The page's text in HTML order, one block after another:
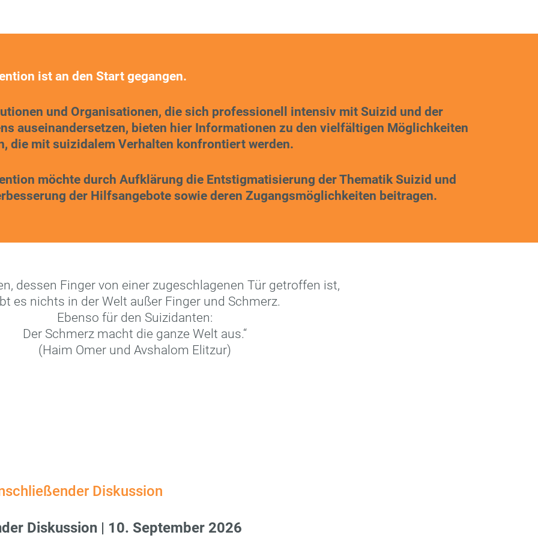
ist an den Start gegangen.
und Organisationen, die sich professionell intensiv mit Suizid und der
auseinandersetzen, bieten hier Informationen zu den vielfältigen Möglichkeiten
die mit suizidalem Verhalten konfrontiert werden.
möchte durch Aufklärung die Entstigmatisierung der Thematik Suizid und
der Hilfsangebote sowie deren Zugangsmöglichkeiten beitragen.
dessen Finger von einer zugeschlagenen Tür getroffen ist,
es nichts in der Welt außer Finger und Schmerz.
Ebenso für den Suizidanten:
Der Schmerz macht die ganze Welt aus.“
(Haim Omer und Avshalom Elitzur)
Diskussion
Diskussion | 10. September 2026